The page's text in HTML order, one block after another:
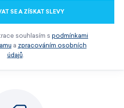
SE A ZÍSKAT SLEVY
souhlasím s podmínkami
a zpracováním osobních
údajů.